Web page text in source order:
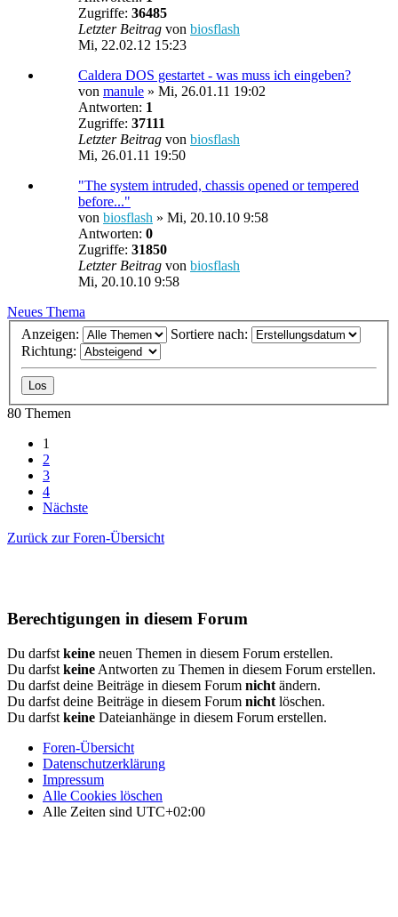
Zugriffe: 36485
Letzter Beitrag von biosflash
Mi, 22.02.12 15:23
Caldera DOS gestartet - was muss ich eingeben?
von manule » Mi, 26.01.11 19:02
Antworten: 1
Zugriffe: 37111
Letzter Beitrag von biosflash
Mi, 26.01.11 19:50
"The system intruded, chassis opened or tempered
before..."
von biosflash » Mi, 20.10.10 9:58
Antworten: 0
Zugriffe: 31850
Letzter Beitrag von biosflash
Mi, 20.10.10 9:58
Neues Thema
Anzeigen:
Sortiere nach:
Richtung:
80 Themen
1
2
3
4
Nächste
Zurück zur Foren-Übersicht
Berechtigungen in diesem Forum
Du darfst keine neuen Themen in diesem Forum erstellen.
Du darfst keine Antworten zu Themen in diesem Forum erstellen.
Du darfst deine Beiträge in diesem Forum nicht ändern.
Du darfst deine Beiträge in diesem Forum nicht löschen.
Du darfst keine Dateianhänge in diesem Forum erstellen.
Foren-Übersicht
Datenschutzerklärung
Impressum
Alle Cookies löschen
Alle Zeiten sind UTC+02:00